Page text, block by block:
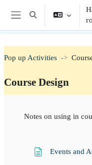
Перейти до головного вмісту
Бокова панель
Переключити
Pop up Activities
Course Design
Notes on using in
Events and